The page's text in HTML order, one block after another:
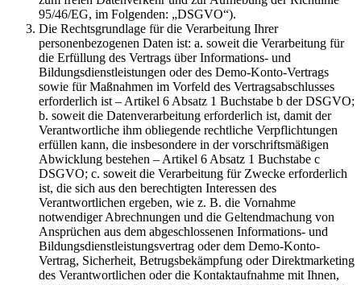
95/46/EG, im Folgenden: „DSGVO“).
Die Rechtsgrundlage für die Verarbeitung Ihrer
personenbezogenen Daten ist: a. soweit die Verarbeitung für
die Erfüllung des Vertrags über Informations- und
Bildungsdienstleistungen oder des Demo-Konto-Vertrags
sowie für Maßnahmen im Vorfeld des Vertragsabschlusses
erforderlich ist – Artikel 6 Absatz 1 Buchstabe b der DSGVO;
b. soweit die Datenverarbeitung erforderlich ist, damit der
Verantwortliche ihm obliegende rechtliche Verpflichtungen
erfüllen kann, die insbesondere in der vorschriftsmäßigen
Abwicklung bestehen – Artikel 6 Absatz 1 Buchstabe c
DSGVO; c. soweit die Verarbeitung für Zwecke erforderlich
ist, die sich aus den berechtigten Interessen des
Verantwortlichen ergeben, wie z. B. die Vornahme
notwendiger Abrechnungen und die Geltendmachung von
Ansprüchen aus dem abgeschlossenen Informations- und
Bildungsdienstleistungsvertrag oder dem Demo-Konto-
Vertrag, Sicherheit, Betrugsbekämpfung oder Direktmarketing
des Verantwortlichen oder die Kontaktaufnahme mit Ihnen,